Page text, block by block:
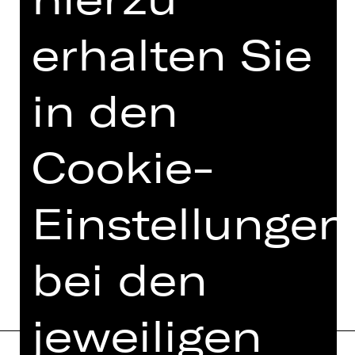
TERMINE UND BESETZUNG
VIDEO/AUDIO
FOTOS
PRESSESTIMMEN
MEHR DAZU IM DIGITALEN
FUNDUS
PROGRAMMHEFT
erhalten Sie
in den
Cookie-
Einstellungen
bei den
jeweiligen